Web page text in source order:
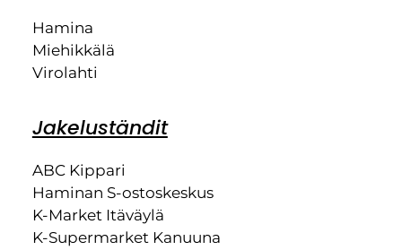
Hamina
Miehikkälä
Virolahti
Jakeluständit
ABC Kippari
Haminan S-ostoskeskus
K-Market Itäväylä
K-Supermarket Kanuuna